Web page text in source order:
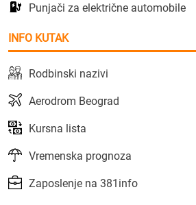
Punjači za električne automobile
INFO KUTAK
Rodbinski nazivi
Aerodrom Beograd
Kursna lista
Vremenska prognoza
Zaposlenje na 381info